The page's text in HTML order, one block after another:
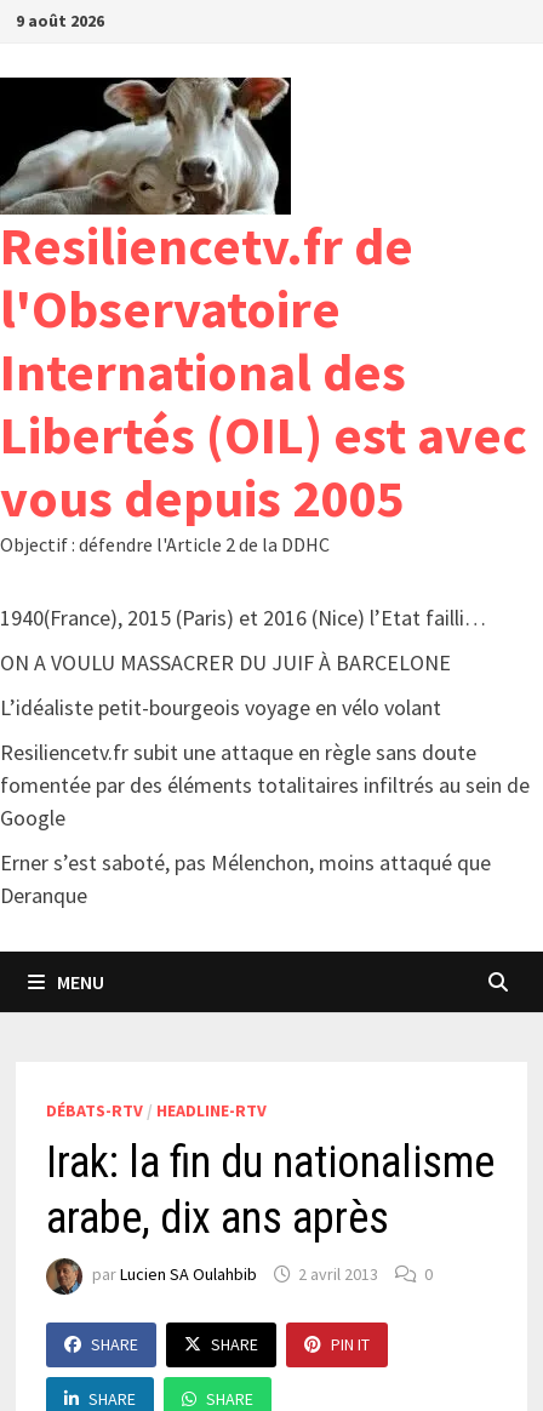
Passer
contenu
9 août 2026
Resiliencetv.fr de
l'Observatoire
International des
Libertés (OIL) est avec
vous depuis 2005
Objectif : défendre l'Article 2 de la DDHC
1940(France), 2015 (Paris) et 2016 (Nice) l’Etat failli…
ON A VOULU MASSACRER DU JUIF À BARCELONE
L’idéaliste petit-bourgeois voyage en vélo volant
Resiliencetv.fr subit une attaque en règle sans doute
fomentée par des éléments totalitaires infiltrés au sein de
Google
Erner s’est saboté, pas Mélenchon, moins attaqué que
Deranque
MENU
DÉBATS-RTV/ HEADLINE-RTV
Irak: la fin du nationalisme
arabe, dix ans après
parLucien SA Oulahbib 2 avril 2013 0
SHARE SHARE PIN IT
SHARE SHARE